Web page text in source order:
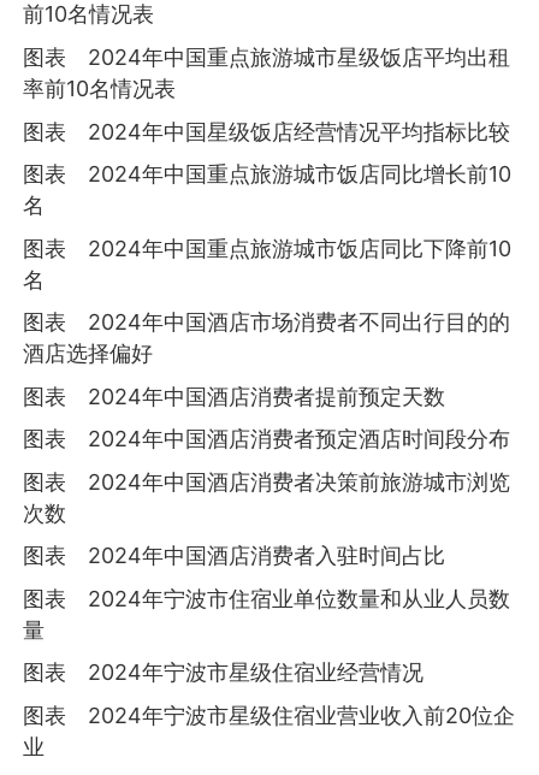
前10名情况表
图表 2024年中国重点旅游城市星级饭店平均出租
率前10名情况表
图表 2024年中国星级饭店经营情况平均指标比较
图表 2024年中国重点旅游城市饭店同比增长前10
名
图表 2024年中国重点旅游城市饭店同比下降前10
名
图表 2024年中国酒店市场消费者不同出行目的的
酒店选择偏好
图表 2024年中国酒店消费者提前预定天数
图表 2024年中国酒店消费者预定酒店时间段分布
图表 2024年中国酒店消费者决策前旅游城市浏览
次数
图表 2024年中国酒店消费者入驻时间占比
图表 2024年宁波市住宿业单位数量和从业人员数
量
图表 2024年宁波市星级住宿业经营情况
图表 2024年宁波市星级住宿业营业收入前20位企
业